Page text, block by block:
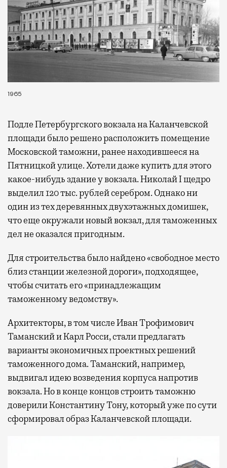
1965
Подле Петербургского вокзала на Каланчевской
площади было решено расположить помещение
Московской таможни, ранее находившееся на
Пятницкой улице. Хотели даже купить для этого
какое-нибудь здание у вокзала. Николай I щедро
выделил 120 тыс. рублей серебром. Однако ни
один из тех деревянных двухэтажных домишек,
что еще окружали новый вокзал, для таможенных
дел не оказался пригодным.
Для строительства было найдено «свободное место
близ станции железной дороги», подходящее,
чтобы считать его «принадлежащим
таможенному ведомству».
Архитекторы, в том числе Иван Трофимович
Таманский и Карл Росси, стали предлагать
варианты экономичных проектных решений
таможенного дома. Таманский, например,
выдвигал идею возведения корпуса напротив
вокзала. Но в конце концов строить таможню
доверили Конcтантину Тону, который уже по сути
сформировал образ Каланчевской площади.